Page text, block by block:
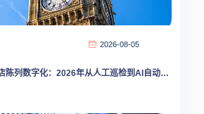
2026-08-05
视觉智能驱动零售门店陈列数字化：2026年从人工巡检到AI自动审核的转型路线图